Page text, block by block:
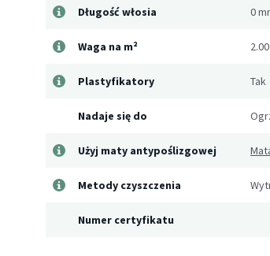
Długość włosia 0
Waga na m²
Plastyfikatory Tak
Nadaje się do
Użyj maty antypoślizgowej
Metody czyszczenia
Numer certyfikatu